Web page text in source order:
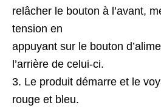
relâcher le bouton à l’avant,
tension en
appuyant sur le bouton
l’arrière de celui-ci.
3. Le produit démarre et le
rouge et bleu.